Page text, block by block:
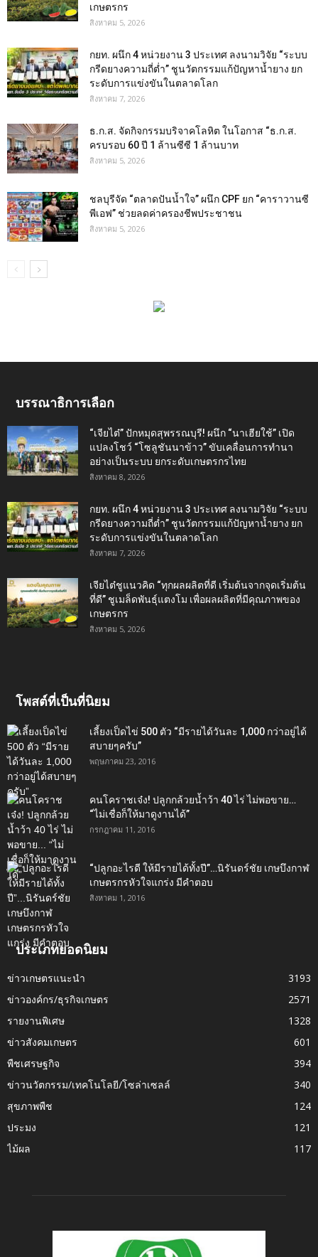
เกษตรกร
สิงหาคม 5, 2026
กยท. ผนึก 4 หน่วยงาน 3 ประเทศ ลงนามวิจัย “ระบบ
กรีดยางความถี่ต่ำ” ชูนวัตกรรมแก้ปัญหาน้ำยาง ยก
ระดับการแข่งขันในตลาดโลก
สิงหาคม 7, 2026
ธ.ก.ส. จัดกิจกรรมบริจาคโลหิต ในโอกาส “ธ.ก.ส.
ครบรอบ 60 ปี 1 ล้านซีซี 1 ล้านบาท
สิงหาคม 5, 2026
ชลบุรีจัด “ตลาดปันน้ำใจ” ผนึก CPF ยก “คาราวานซี
พีเอฟ” ช่วยลดค่าครองชีพประชาชน
สิงหาคม 5, 2026
บรรณาธิการเลือก
“เจียไต๋” ปักหมุดสุพรรณบุรี! ผนึก “นาเฮียใช้” เปิด
แปลงโชว์ “โซลูชันนาข้าว” ขับเคลื่อนการทำนา
อย่างเป็นระบบ ยกระดับเกษตรกรไทย
สิงหาคม 8, 2026
กยท. ผนึก 4 หน่วยงาน 3 ประเทศ ลงนามวิจัย “ระบบ
กรีดยางความถี่ต่ำ” ชูนวัตกรรมแก้ปัญหาน้ำยาง ยก
ระดับการแข่งขันในตลาดโลก
สิงหาคม 7, 2026
เจียไต๋ชูแนวคิด “ทุกผลผลิตที่ดี เริ่มต้นจากจุดเริ่มต้น
ที่ดี” ชูเมล็ดพันธุ์แตงโม เพื่อผลผลิตที่มีคุณภาพของ
เกษตรกร
สิงหาคม 5, 2026
โพสต์ที่เป็นที่นิยม
เลี้ยงเป็ดไข่ 500 ตัว “มีรายได้วันละ 1,000 กว่าอยู่ได้
สบายๆครับ”
พฤษภาคม 23, 2016
คนโคราชเจ๋ง! ปลูกกล้วยน้ำว้า 40 ไร่ ไม่พอขาย…
“ไม่เชื่อก็ให้มาดูงานได้”‬
กรกฎาคม 11, 2016
“ปลูกอะไรดี ให้มีรายได้ทั้งปี”…นิรันดร์ชัย เกษบึงกาฬ
เกษตรกรหัวใจแกร่ง มีคำตอบ
สิงหาคม 1, 2016
ประเภทยอดนิยม
ข่าวเกษตรแนะนำ
3193
ข่าวองค์กร/ธุรกิจเกษตร
2571
รายงานพิเศษ
1328
ข่าวสังคมเกษตร
601
พืชเศรษฐกิจ
394
ข่าวนวัตกรรม/เทคโนโลยี/โซล่าเซลล์
340
สุขภาพพืช
124
ประมง
121
ไม้ผล
117